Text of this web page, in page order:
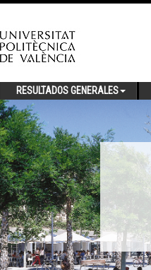
RESULTADOS GENERALES